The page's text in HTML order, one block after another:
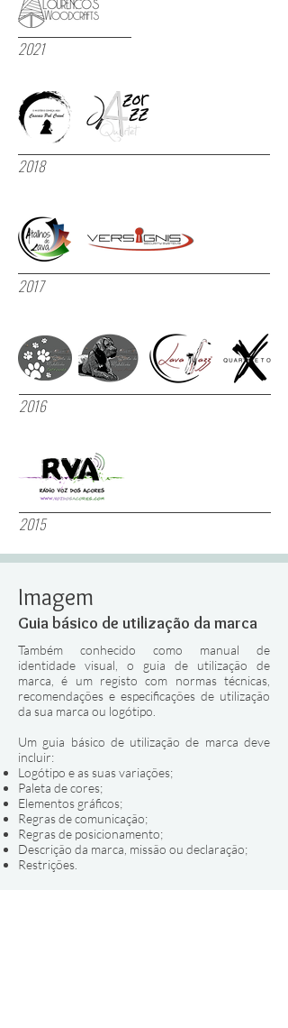
2021
2018
2017
2016
2015
Imagem
Guia básico de utilização da marca
Também conhecido como manual de
identidade visual, o guia de utilização de
marca, é um registo com normas técnicas,
recomendações e especificações de utilização
da sua marca ou logótipo.
Um guia básico de utilização de marca deve
incluir:
Logótipo e as suas variações;
Paleta de cores;
Elementos gráficos;
Regras de comunicação;
Regras de posicionamento;
Descrição da marca, missão ou declaração;
Restrições.